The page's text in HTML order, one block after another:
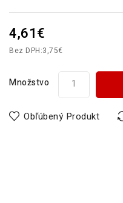
4,61€
Bez DPH:3,75€
Množstvo
Obľúbený Produkt